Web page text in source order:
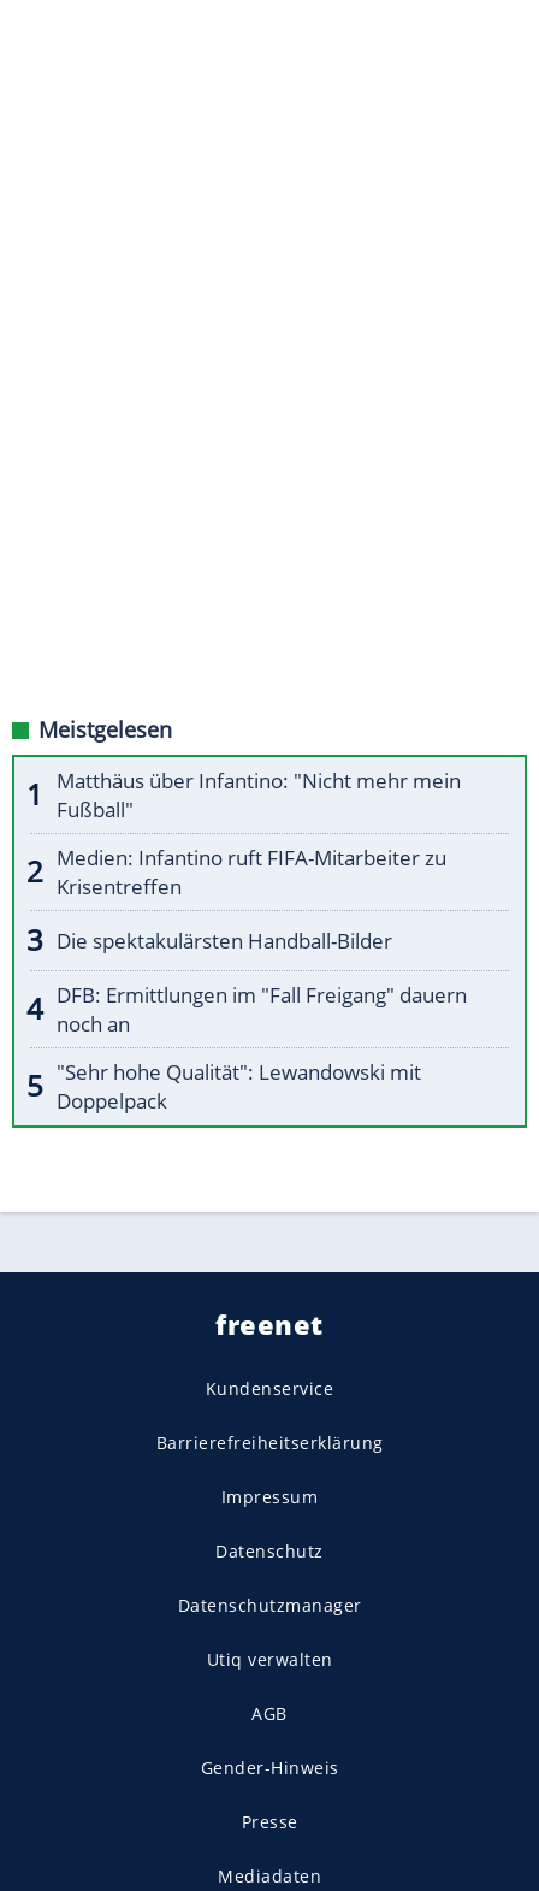
Meistgelesen
Matthäus über Infantino: "Nicht mehr mein
Fußball"
Medien: Infantino ruft FIFA-Mitarbeiter zu
Krisentreffen
Die spektakulärsten Handball-Bilder
DFB: Ermittlungen im "Fall Freigang" dauern
noch an
"Sehr hohe Qualität": Lewandowski mit
Doppelpack
freenet
Kundenservice
Barrierefreiheitserklärung
Impressum
Datenschutz
Datenschutzmanager
Utiq verwalten
AGB
Gender-Hinweis
Presse
Mediadaten